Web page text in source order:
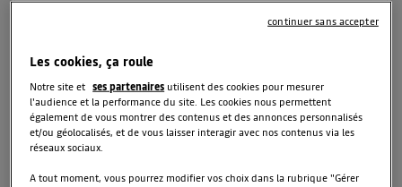
Nom
Les cookies, ça roule
Notre site et ses partenaires utilisent des cookies pour mesurer
l'audience et la performance du site. Les cookies nous permettent
également de vous montrer des contenus et des annonces personnalisés
et/ou géolocalisés, et de vous laisser interagir avec nos contenus via les
réseaux sociaux.
A tout moment, vous pourrez modifier vos choix dans la rubrique "Gérer
continuer sans accepter